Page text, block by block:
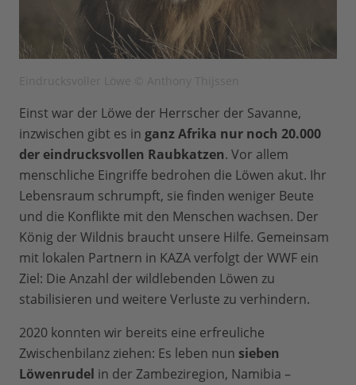
Einst war der Löwe der Herrscher der Savanne,
inzwischen gibt es in ganz Afrika nur noch 20.000
der eindrucksvollen Raubkatzen. Vor allem
menschliche Eingriffe bedrohen die Löwen akut. Ihr
Lebensraum schrumpft, sie finden weniger Beute
und die Konflikte mit den Menschen wachsen. Der
König der Wildnis braucht unsere Hilfe. Gemeinsam
mit lokalen Partnern in KAZA verfolgt der WWF ein
Ziel: Die Anzahl der wildlebenden Löwen zu
stabilisieren und weitere Verluste zu verhindern.
2020 konnten wir bereits eine erfreuliche
Zwischenbilanz ziehen: Es leben nun sieben
Löwenrudel in der Zambeziregion, Namibia –